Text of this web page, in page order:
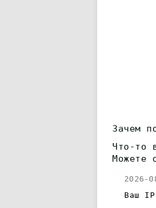
Зачем
Что-то
Можете
2026-
Ваш